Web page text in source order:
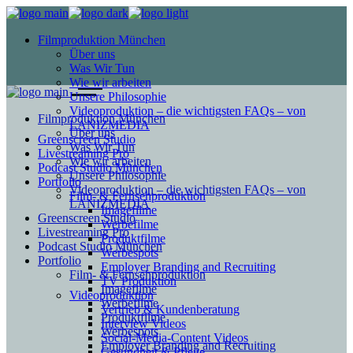
Filmproduktion München
Über uns
Was Wir Tun
Wie wir arbeiten
Unsere Philosophie
Videoproduktion – die wichtigsten FAQs – von
LANIZMEDIA
Greenscreen Studio
Livestreaming Pro
Podcast Studio München
Portfolio
Film- & Fernsehproduktion
Imagefilme
Werbefilme
Produktfilme
Werbespots
Employer Branding and Recruiting
TV Produktion
Videoproduktion
Vertrieb & Kundenberatung
Interview Videos
Social-Media-Content Videos
Filmproduktion München
Über uns
Was Wir Tun
Wie wir arbeiten
Unsere Philosophie
Videoproduktion – die wichtigsten FAQs – von
LANIZMEDIA
Greenscreen Studio
Livestreaming Pro
Podcast Studio München
Portfolio
Film- & Fernsehproduktion
Imagefilme
Werbefilme
Produktfilme
Werbespots
Employer Branding and Recruiting